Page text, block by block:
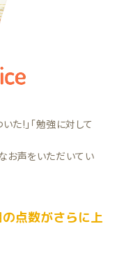
た!」「勉強に対して
お声をいただいてい
点数がさらに上